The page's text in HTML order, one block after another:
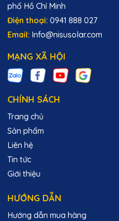
Bảo vệ quá nhiệt: Ngăn ngừa
7. Giám Sát Thông Minh
minh, cho phép bạn theo dõi
điện mặt trời một cách chi tiết
người dùng thân thiện giúp
điều chỉnh các thông số hệ
quả hoạt động.
8. Hiệu Quả Kinh Tế và Bền
Đầu tư vào biến tần Deye SUN
giảm chi phí năng lượng mà
trường. Bằng cách tối ưu hóa
lượng mặt trời, sản phẩm này
lượng tái tạo và giảm lượng
phố Hồ Chí Minh
Điện thoại: 0941 888 027
Email: Info@nisusolar.com
MẠNG XÃ HỘI
CHÍNH SÁCH
Trang chủ
Sản phẩm
Liên hệ
Tin tức
Giới thiệu
HƯỚNG DẪN
Hướng dẫn mua hàng